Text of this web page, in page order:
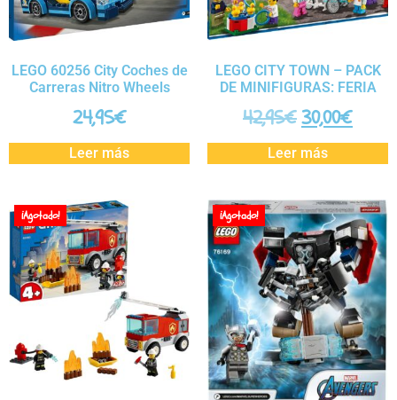
LEGO 60256 City Coches de
Carreras Nitro Wheels
24,95€
Leer más
LEGO CITY TOWN – PACK
DE MINIFIGURAS: FERIA
42,95€30,00€
Leer más
¡Agotado! ¡Agotado!